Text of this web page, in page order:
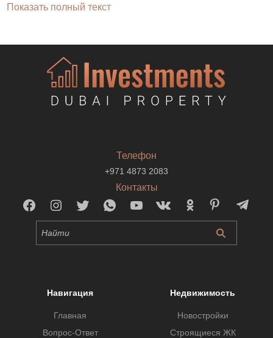
Показать полный текст
Телефон
+971 4873 2083
Контакты
Навигация
Главная
Вопрос-Ответ
Недвижимость
Новостройки
Строящиеся ЖК